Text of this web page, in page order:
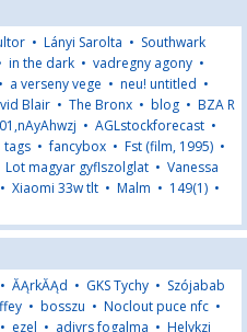
• Lányi Sarolta • Southwark
in the dark • vadregny agony •
• a verseny vege • neu! untitled •
Blair • The Bronx • blog • BZA R
• AGLstockforecast •
tags •fancybox • Fst (film, 1995) •
Lot magyar gyflszolglat • Vanessa
• Xiaomi 33w tlt • Malm • 149(1) •
• ĂĄrkĂĄd • GKS Tychy • Szójabab
• bosszu • Noclout puce nfc •
• ezel • adjvrs fogalma • Helykzi